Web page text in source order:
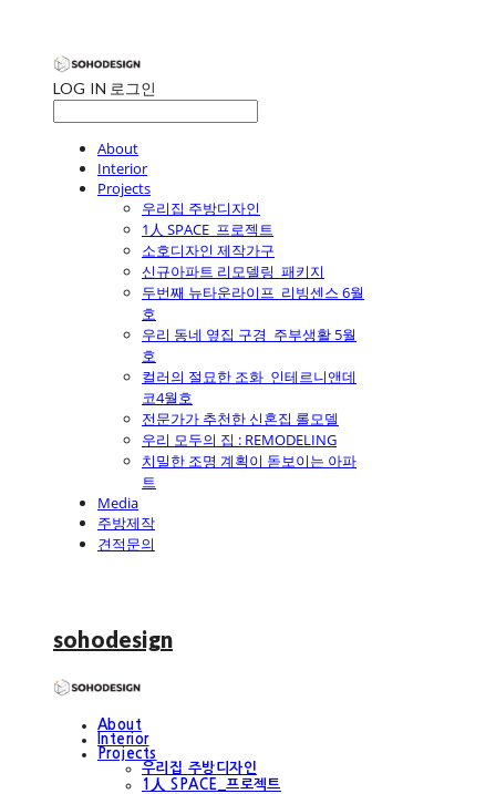
LOG IN 로그인
About
Interior
Projects
우리집 주방디자인
1人 SPACE_프로젝트
소호디자인 제작가구
신규아파트 리모델링_패키지
두번째 뉴타운라이프_리빙센스 6월
호
우리 동네 옆집 구경_주부생활 5월
호
컬러의 절묘한 조화_인테르니앤데
코4월호
전문가가 추천한 신혼집 롤모델
우리 모두의 집 : REMODELING
치밀한 조명 계획이 돋보이는 아파
트
Media
주방제작
견적문의
sohodesign
About
Interior
Projects
우리집 주방디자인
1人 SPACE_프로젝트